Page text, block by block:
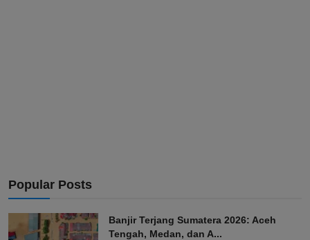
Popular Posts
Banjir Terjang Sumatera 2026: Aceh
Tengah, Medan, dan A...